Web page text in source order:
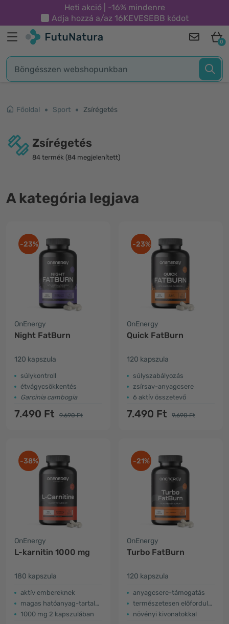
Heti akció | -16% mindenre
Adja hozzá a/az 16KEVESEBB kódot
0
Főoldal Sport Zsírégetés
Zsírégetés
84 termék (84 megjelenített)
A kategória legjava
-23%
OnEnergy
Night FatBurn
120 kapszula
súlykontroll
étvágycsökkentés
Garcinia cambogia
7.490 Ft 9.690 Ft
-23%
OnEnergy
Quick FatBurn
120 kapszula
súlyszabályozás
zsírsav-anyagcsere
6 aktív összetevő
7.490 Ft 9.690 Ft
-38%
OnEnergy
L-karnitin 1000 mg
180 kapszula
aktív embereknek
magas hatóanyag-tartalom
1000 mg 2 kapszulában
-21%
OnEnergy
Turbo FatBurn
120 kapszula
anyagcsere-támogatás
természetesen előforduló koffein
növényi kivonatokkal